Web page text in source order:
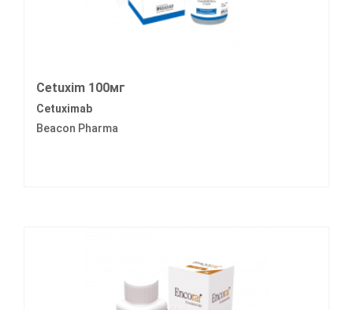
Cetuxim 100мг
Cetuximab
Beacon Pharma